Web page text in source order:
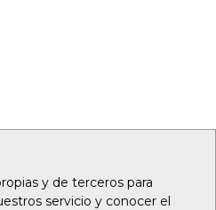
y de terceros para
servicio y conocer el